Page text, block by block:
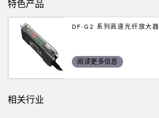
软件
传感器GUI软件
邦纳测量传感器软件
特色产品
DF-G2 系列高速光纤放大器
阅读更多信息
相关行业